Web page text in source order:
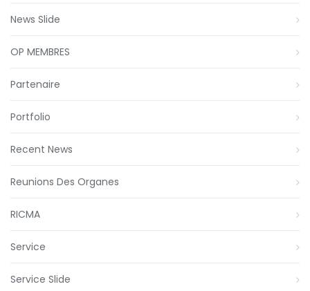
News Slide
OP MEMBRES
Partenaire
Portfolio
Recent News
Reunions Des Organes
RICMA
Service
Service Slide